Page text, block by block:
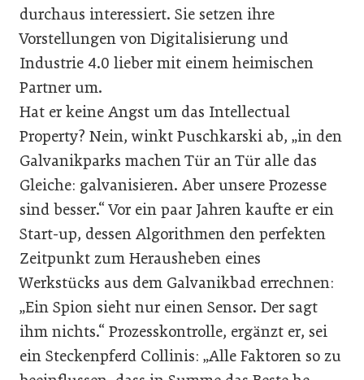
durchaus interessiert. Sie setzen ihre
Vorstellungen von Digitalisierung und
Industrie 4.0 lieber mit einem heimischen
Partner um.
Hat er keine Angst um das Intellectual
Property? Nein, winkt Puschkarski ab, „in den
Galvanikparks machen Tür an Tür alle das
Gleiche: galvanisieren. Aber unsere Prozesse
sind besser.“ Vor ein paar Jahren kaufte er ein
Start-up, dessen Algorithmen den perfekten
Zeitpunkt zum Herausheben eines
Werkstücks aus dem Galvanikbad errechnen:
„Ein Spion sieht nur einen Sensor. Der sagt
ihm nichts.“ Prozesskontrolle, ergänzt er, sei
ein Steckenpferd Collinis: „Alle Faktoren so zu